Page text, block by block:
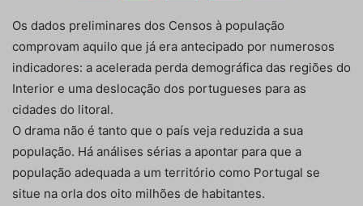
Os dados preliminares dos Censos à população
comprovam aquilo que já era antecipado por numerosos
indicadores: a acelerada perda demográfica das regiões do
Interior e uma deslocação dos portugueses para as
cidades do litoral.
O drama não é tanto que o país veja reduzida a sua
população. Há análises sérias a apontar para que a
população adequada a um território como Portugal se
situe na orla dos oito milhões de habitantes.